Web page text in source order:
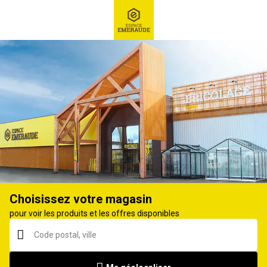
Ex : Robot tondeuse, ...
Toile de paillage, paillis, écorce
Choisissez votre magasin
pour voir les produits et les offres disponibles